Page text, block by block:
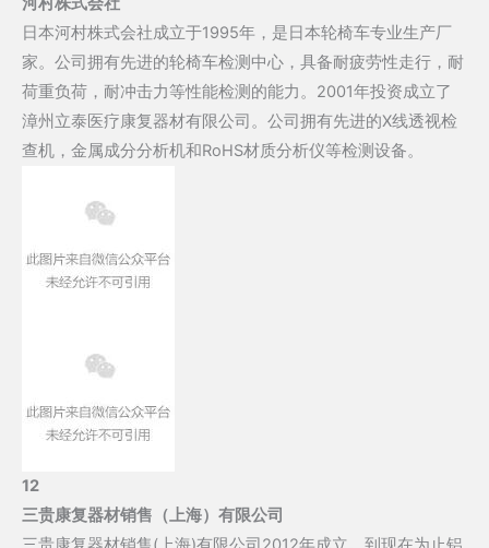
日本河村株式会社成立于1995年，是日本轮椅车专业生产厂
家。公司拥有先进的轮椅车检测中心，具备耐疲劳性走行，耐
荷重负荷，耐冲击力等性能检测的能力。2001年投资成立了
漳州立泰医疗康复器材有限公司。公司拥有先进的X线透视检
查机，金属成分分析机和RoHS材质分析仪等检测设备。
12
三贵康复器材销售（上海）有限公司